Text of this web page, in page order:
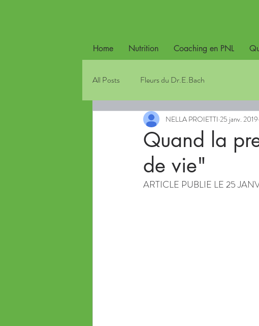
Home Nutrition Coaching en PNL
All Posts Fleurs du Dr.E.Bach
Quand la
de vie"
NELLA PROIETTI 25 janv. 2019
ARTICLE PUBLIE LE 25